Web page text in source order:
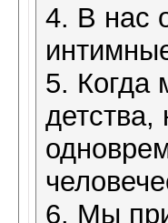
4. В нас
5. Когда
детства,
6. Мы